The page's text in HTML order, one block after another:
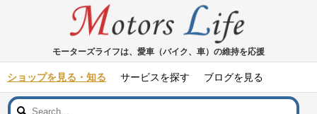
モーターズライフは、愛車（バイク、車）の維持を応援
ショップを見る・知る サービスを探す ブログを見る